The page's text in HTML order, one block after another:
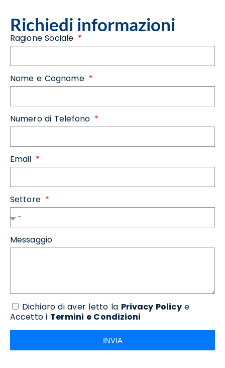
Richiedi informazioni
Ragione Sociale
Nome e Cognome
Numero di Telefono
Email
Settore
Messaggio
Dichiaro di aver letto la Privacy Policye
Accetto i Termini e Condizioni
INVIA